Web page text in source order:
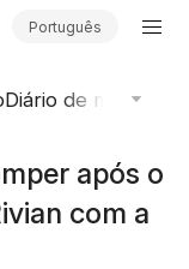
Português
Diário de mercado
após o
com a